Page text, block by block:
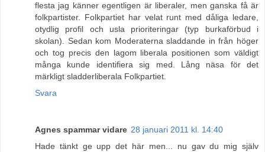
flesta jag känner egentligen är liberaler, men ganska få är
folkpartister. Folkpartiet har velat runt med dåliga ledare,
otydlig profil och usla prioriteringar (typ burkaförbud i
skolan). Sedan kom Moderaterna sladdande in från höger
och tog precis den lagom liberala positionen som väldigt
många kunde identifiera sig med. Lång näsa för det
märkligt sladderliberala Folkpartiet.
Svara
Agnes spammar vidare 28 januari 2011 kl. 14:40
Hade tänkt ge upp det här men... nu gav du mig själv